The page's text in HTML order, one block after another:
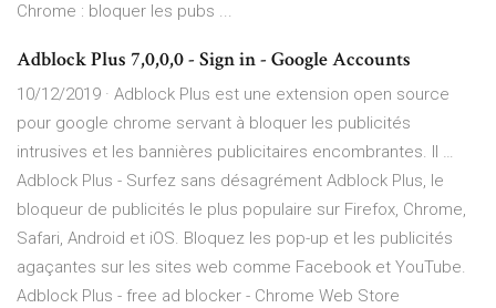
Chrome : bloquer les pubs ...
Adblock Plus 7,0,0,0 - Sign in - Google Accounts
10/12/2019 · Adblock Plus est une extension open source
pour google chrome servant à bloquer les publicités
intrusives et les bannières publicitaires encombrantes. Il …
Adblock Plus - Surfez sans désagrément Adblock Plus, le
bloqueur de publicités le plus populaire sur Firefox, Chrome,
Safari, Android et iOS. Bloquez les pop-up et les publicités
agaçantes sur les sites web comme Facebook et YouTube.
Adblock Plus - free ad blocker - Chrome Web Store